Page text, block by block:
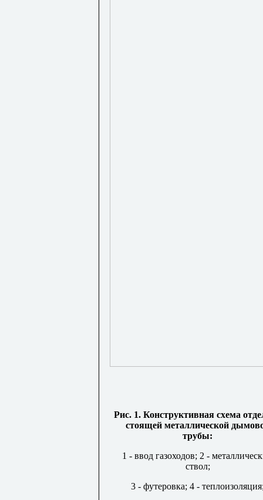
Рис. 1. Конструктивная схема
стоящей металлической
трубы:
1 - ввод газоходов; 2 -
ствол;
3 - футеровка; 4 -